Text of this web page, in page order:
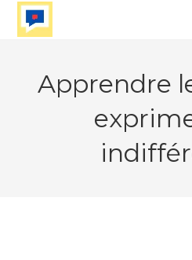
Skip
Apprendre